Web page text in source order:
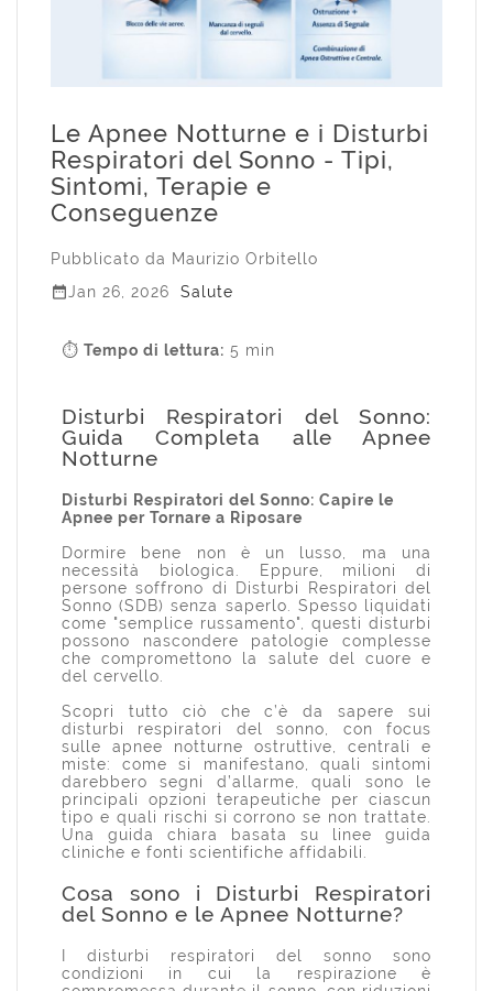
Le Apnee Notturne e i Disturbi
Respiratori del Sonno - Tipi,
Sintomi, Terapie e
Conseguenze
Pubblicato da Maurizio Orbitello
Jan 26, 2026 Salute
⏱ Tempo di lettura: 5 min
Disturbi Respiratori del Sonno:
Guida Completa alle Apnee
Notturne
Disturbi Respiratori del Sonno: Capire le
Apnee per Tornare a Riposare
Dormire bene non è un lusso, ma una
necessità biologica. Eppure, milioni di
persone soffrono di Disturbi Respiratori del
Sonno (SDB) senza saperlo. Spesso liquidati
come "semplice russamento", questi disturbi
possono nascondere patologie complesse
che compromettono la salute del cuore e
del cervello.
Scopri tutto ciò che c’è da sapere sui
disturbi respiratori del sonno, con focus
sulle apnee notturne ostruttive, centrali e
miste: come si manifestano, quali sintomi
darebbero segni d’allarme, quali sono le
principali opzioni terapeutiche per ciascun
tipo e quali rischi si corrono se non trattate.
Una guida chiara basata su linee guida
cliniche e fonti scientifiche affidabili.
Cosa sono i Disturbi Respiratori
del Sonno e le Apnee Notturne?
I disturbi respiratori del sonno sono
condizioni in cui la respirazione è